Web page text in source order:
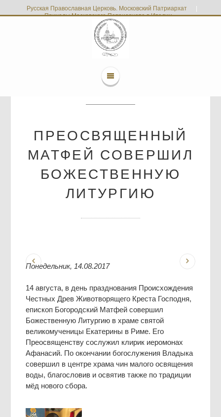
Русская Православная Церковь. Московский Патриархат
Приходы Московского Патриархата в Италии
ПРЕОСВЯЩЕННЫЙ
МАТФЕЙ СОВЕРШИЛ
БОЖЕСТВЕННУЮ
ЛИТУРГИЮ
Понедельник, 14.08.2017
14 августа, в день празднования Происхождения
Честных Древ Животворящего Креста Господня,
епископ Богородский Матфей совершил
Божественную Литургию в храме святой
великомученицы Екатерины в Риме. Его
Преосвященству сослужил клирик иеромонах
Афанасий. По окончании богослужения Владыка
совершил в центре храма чин малого освящения
воды, благословив и освятив также по традиции
мёд нового сбора.